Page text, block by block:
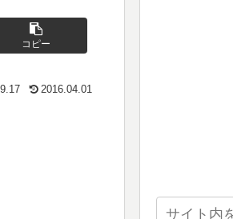
コピー
2016.04.01